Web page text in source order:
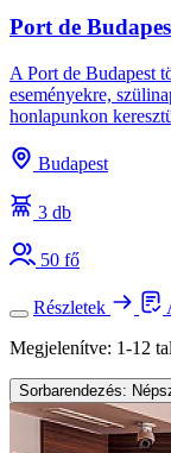
Port de
A Port de Budapest
eseményekre,
honlapunkon
Budapest
3 db
50 fő
Részletek
Megjelenítve: 1-12
Sorbarendezés: